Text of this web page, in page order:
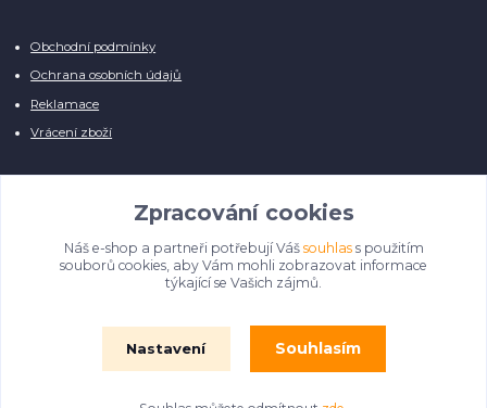
Obchodní podmínky
Ochrana osobních údajů
Reklamace
Vrácení zboží
Manuálně pro Vás kontrolujeme každý produkt, přesto se může stát, že u
několika z nich je vyobrazen pouze obrázek informativního charakteru.
Omlouváme se, na úpravě databáze pilně pracujeme.
Zpracování cookies
Náš e-shop a partneři potřebují Váš souhlass použitím
souborů cookies, aby Vám mohli zobrazovat informace
týkající se Vašich zájmů.
Nastavení Souhlasím